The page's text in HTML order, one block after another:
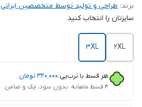
برند: طراحی و تولید توسط متخصصین ایرانی
سایزتان را انتخاب کنید
2XL
3XL
هر قسط با ترب‌پی:۳۲۰٬۰۰۰ تومان
۴ قسط ماهانه. بدون سود، چک و ضامن.